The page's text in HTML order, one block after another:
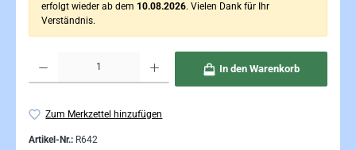
erfolgt wieder ab dem 10.08.2026. Vielen Dank für Ihr
Verständnis.
In den Warenkorb
Zum Merkzettel hinzufügen
Artikel-Nr.: R642